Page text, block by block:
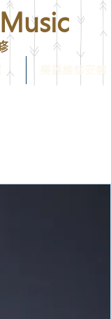
樂器維修安裝